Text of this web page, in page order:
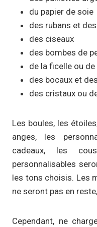
du papier de soie
des rubans et
des ciseaux
des bombes de
de la ficelle ou
des bocaux et
des cristaux ou
Les boules, les
anges, les
cadeaux, les
personnalisables
les tons choisis. Les
ne seront pas en
Cependant, ne